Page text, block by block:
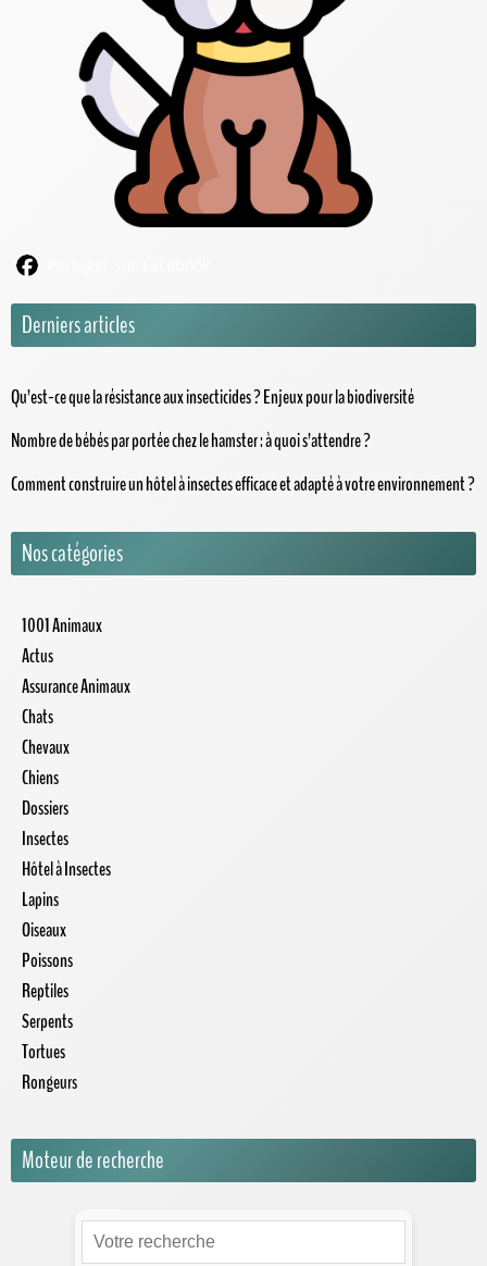
Derniers articles
Qu’est-ce que la résistance aux insecticides ? Enjeux pour la biodiversité
Nombre de bébés par portée chez le hamster : à quoi s’attendre ?
Comment construire un hôtel à insectes efficace et adapté à votre environnement ?
Nos catégories
1001 Animaux
Actus
Assurance Animaux
Chats
Chevaux
Chiens
Dossiers
Insectes
Hôtel à Insectes
Lapins
Oiseaux
Poissons
Reptiles
Serpents
Tortues
Rongeurs
Moteur de recherche